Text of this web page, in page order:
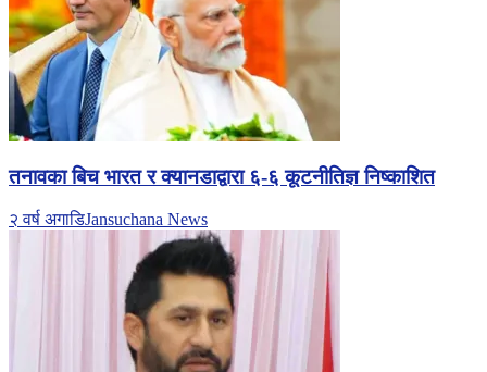
तनावका बिच भारत र क्यानडाद्वारा ६-६ कूटनीतिज्ञ निष्काशित
२ वर्ष अगाडिJansuchana News